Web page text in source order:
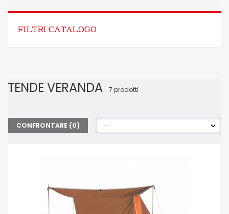
FILTRI CATALOGO
TENDE VERANDA 7 prodotti
CONFRONTARE (0)